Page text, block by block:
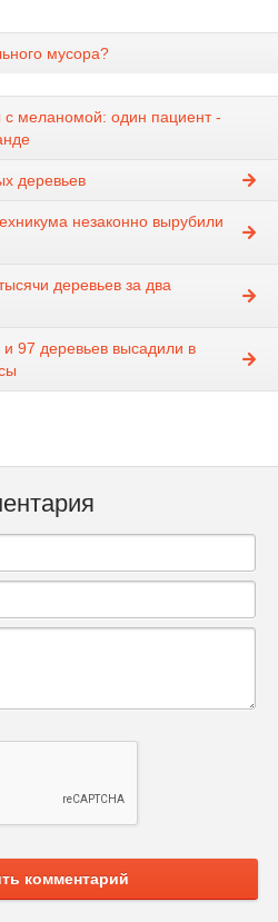
мусора?
с меланомой: один пациент -
деревьев
незаконно вырубили
деревьев за два
и 97 деревьев высадили в
комментарий